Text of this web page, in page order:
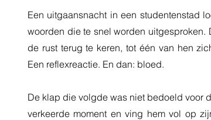
Een uitgaansnacht in een studentenstad
woorden die te snel worden
de rust terug te keren, tot één van hen
Een reflexreactie. En dan: bloed.
De klap die volgde was niet bedoeld voor
verkeerde moment en ving hem vol op